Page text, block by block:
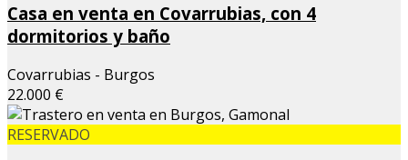
Casa en venta en Covarrubias, con 4
dormitorios y baño
Covarrubias - Burgos
22.000 €
RESERVADO